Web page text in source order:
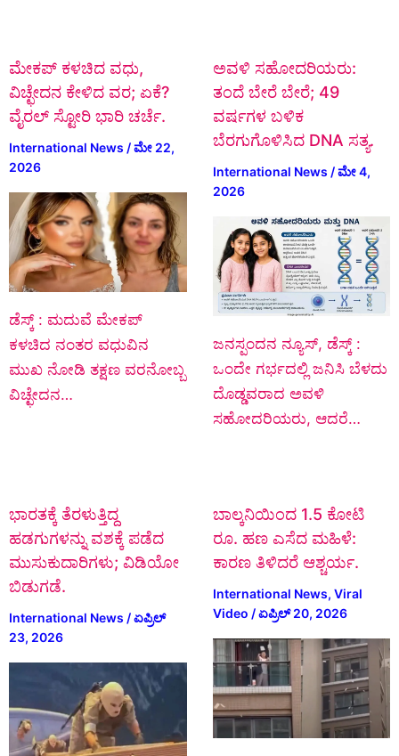
ಮೇಕಪ್ ಕಳಚಿದ ವಧು,
ವಿಚ್ಛೇದನ ಕೇಳಿದ ವರ; ಏಕೆ?
ವೈರಲ್ ಸ್ಟೋರಿ ಭಾರಿ ಚರ್ಚೆ.
International News /ಮೇ 22,
2026
ಡೆಸ್ಕ್‌ : ಮದುವೆ ಮೇಕಪ್
ಕಳಚಿದ ನಂತರ ವಧುವಿನ
ಮುಖ ನೋಡಿ ತಕ್ಷಣ ವರನೋಬ್ಬ
ವಿಚ್ಛೇದನ…
ಅವಳಿ ಸಹೋದರಿಯರು:
ತಂದೆ ಬೇರೆ ಬೇರೆ; 49
ವರ್ಷಗಳ ಬಳಿಕ
ಬೆರಗುಗೊಳಿಸಿದ DNA ಸತ್ಯ.
International News /ಮೇ 4,
2026
ಜನಸ್ಪಂದನ ನ್ಯೂಸ್‌, ಡೆಸ್ಕ್‌ :
ಒಂದೇ ಗರ್ಭದಲ್ಲಿ ಜನಿಸಿ ಬೆಳದು
ದೊಡ್ಡವರಾದ ಅವಳಿ
ಸಹೋದರಿಯರು, ಆದರೆ…
ಭಾರತಕ್ಕೆ ತೆರಳುತ್ತಿದ್ದ
ಹಡಗುಗಳನ್ನು ವಶಕ್ಕೆ ಪಡೆದ
ಮುಸುಕುದಾರಿಗಳು; ವಿಡಿಯೋ
ಬಿಡುಗಡೆ.
International News /ಏಪ್ರಿಲ್
23, 2026
ಬಾಲ್ಕನಿಯಿಂದ 1.5 ಕೋಟಿ
ರೂ. ಹಣ ಎಸೆದ ಮಹಿಳೆ:
ಕಾರಣ ತಿಳಿದರೆ ಆಶ್ಚರ್ಯ.
International News, Viral
Video /ಏಪ್ರಿಲ್ 20, 2026